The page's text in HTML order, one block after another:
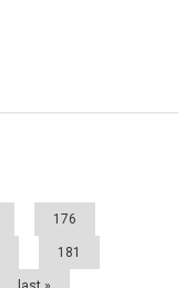
176
181